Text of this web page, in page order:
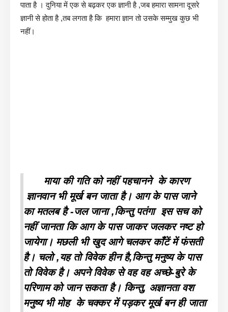
पाता है । दुनिया में एक से बढ़कर एक ज्ञानी है ,जब हमारा सामना दूसरे
ज्ञानी से होता है ,तब लगता है कि हमारा ज्ञान तो उसके सम्मुख कुछ भी
नहीं।
माया की गति को नहीं पहचानने के कारण
ज्ञानवान भी मूर्ख बन जाता है। आग के पास जाने
का मतलब है -जल जाना ,किन्तु पतंगा इस सच को
नहीं जानता कि आग के पास जाकर जलकर नष्ट हो
जायेगा। मछली भी खुद आगे चलकर काँटें में फंसती
है। चलो ,यह तो विवेक हीन है,किन्तु मनुष्य के पास
तो विवेक है। अपने विवेक से वह वह अच्छे-बुरे के
परिणाम को जान सकता है। किन्तु, अज्ञानता वश
मनुष्य भी मोह के चक्कर में पड़कर मूर्ख बन ही जाता